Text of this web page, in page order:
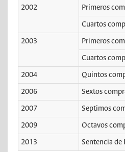
2002 Primeros
Cuartos
2003 Primeros
Cuartos
2004 Quintos
2006 Sextos
2007 Septimos
2009 Octavos
2013 Sentencia de